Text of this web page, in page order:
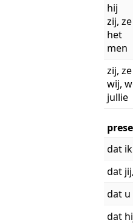
hij
zij, ze
het
men
zij, ze
wij,
jullie
dat ik
dat
dat u
dat